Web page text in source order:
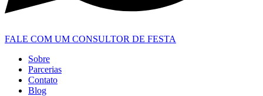
FALE COM UM CONSULTOR DE FESTA
Sobre
Parcerias
Contato
Blog